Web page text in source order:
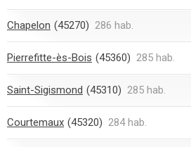
Chapelon (45270) 286 hab.
Pierrefitte-ès-Bois (45360) 285 hab.
Saint-Sigismond (45310) 285 hab.
Courtemaux (45320) 284 hab.